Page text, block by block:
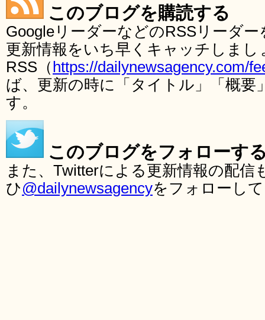
このブログを購読する
GoogleリーダーなどのRSSリーダ
更新情報をいち早くキャッチしま
RSS（ https://dailynewsagency.com/
ば、更新の時に「タイトル」「概要
す。
このブログをフォローす
また、Twitterによる更新情報の配
ひ@dailynewsagencyをフォローし